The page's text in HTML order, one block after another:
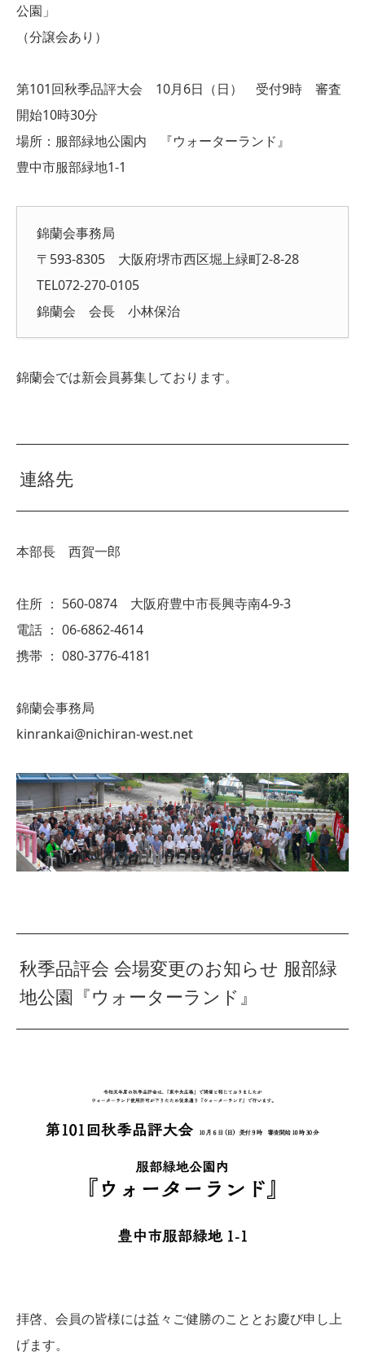
公園」
（分譲会あり）
第101回秋季品評大会 10月6日（日） 受付9時 審査
開始10時30分
場所：服部緑地公園内 『ウォーターランド』
豊中市服部緑地1-1
錦蘭会事務局
〒593-8305 大阪府堺市西区堀上緑町2-8-28
TEL072-270-0105
錦蘭会 会長 小林保治
錦蘭会では新会員募集しております。
連絡先
本部長 西賀一郎
住所 ： 560-0874 大阪府豊中市長興寺南4-9-3
電話 ： 06-6862-4614
携帯 ： 080-3776-4181
錦蘭会事務局
kinrankai@nichiran-west.net
秋季品評会 会場変更のお知らせ 服部緑
地公園『ウォーターランド』
拝啓、会員の皆様には益々ご健勝のこととお慶び申し上
げます。